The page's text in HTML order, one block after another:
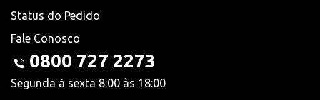
Status do Pedido
Fale Conosco
0800 727 2273
Segunda à sexta 8:00 às 18:00